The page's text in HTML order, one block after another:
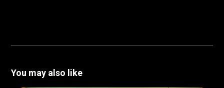
You may also like